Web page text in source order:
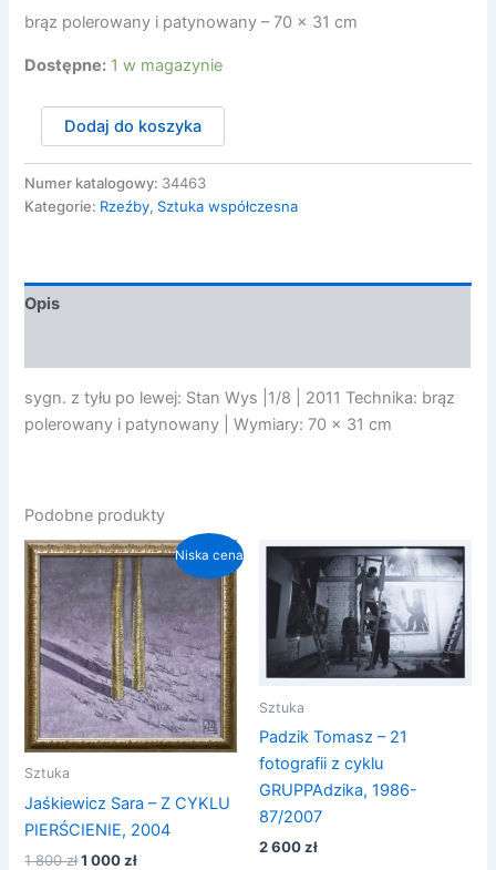
brąz polerowany i patynowany – 70 x 31 cm
Dostępne: 1 w magazynie
Wysocki
Stanisław
-
PARA,
Dodaj do koszyka
Numer katalogowy: 34463
Kategorie: Rzeźby, Sztuka współczesna
Opis
sygn. z tyłu po lewej: Stan Wys |1/8 | 2011 Technika: brąz
polerowany i patynowany | Wymiary: 70 x 31 cm
Podobne produkty
Niska cena
Sztuka
Jaśkiewicz Sara – Z CYKLU
PIERŚCIENIE, 2004
1 800złPierwotna
1 000złAktualna
Sztuka
Padzik Tomasz – 21
fotografii z cyklu
GRUPPAdzika, 1986-
87/2007
2 600zł